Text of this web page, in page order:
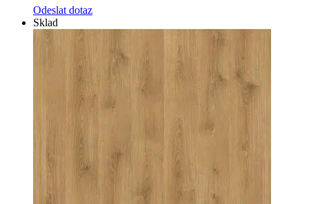
Odeslat dotaz
Sklad